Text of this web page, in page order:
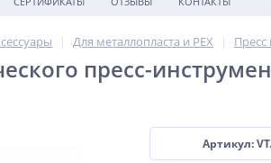
Для металлопласта и PEX Пресс
пресс-
Артикул: